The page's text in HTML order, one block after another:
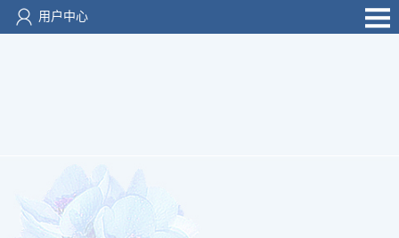
用户中心